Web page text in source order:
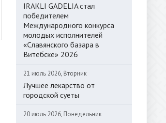
IRAKLI GADELIA стал
победителем
Международного конкурса
молодых исполнителей
«Славянского базара в
Витебске» 2026
21 июль 2026, Вторник
Лучшее лекарство от
городской суеты
20 июль 2026, Понедельник